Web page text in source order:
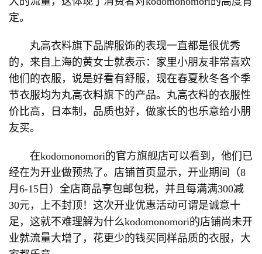
定。
丸高衣料旗下品牌服饰的表现一直都是很优秀
的，来自上海的黄女士就表示：家里小朋友非常喜欢
他们的衣服，说是好看有舒服，现在春夏秋冬各个季
节衣服均为丸高衣料旗下的产品。丸高衣料的衣服性
价比高，日本制，品质也好，做家长的也乐意给小朋
友买。
在kodomonomori的官方旗舰店可以看到，他们已
经在为开业做预热了。店铺首页显示，开业期间（8
月6-15日）全店商品享包邮包税，并且每满满300减
30元，上不封顶！这次开业优惠活动可谓是诚意十
足，这就不难理解为什么kodomonomori的店铺尚未开
业就流量大增了，花更少的钱买同样品质的衣服，大